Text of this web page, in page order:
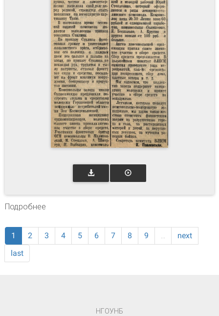
Подробнее
– № 23. – С. 2.
1 2 3 4 5 6 7 8 9 …
next
last
НГОУНБ